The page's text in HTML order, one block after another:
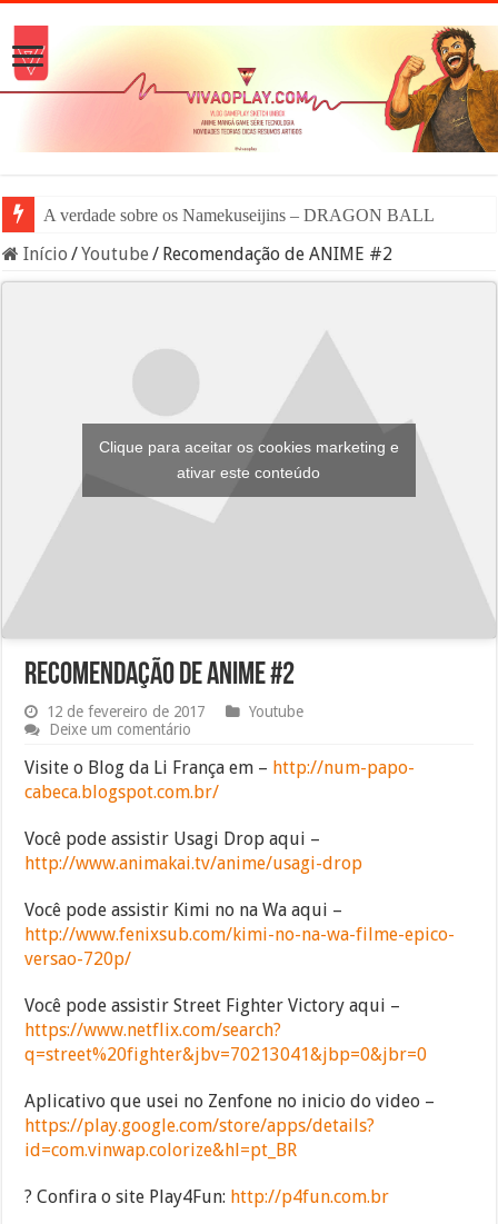
A verdade sobre os Namekuseijins – DRAGON BALL #News
Início /Youtube / Recomendação de ANIME #2
Clique para aceitar os cookies marketing e
ativar este conteúdo
Recomendação de ANIME #2
12 de fevereiro de 2017
Youtube
Deixe um comentário
Visite o Blog da Li França em – http://num-papo-
cabeca.blogspot.com.br/
Você pode assistir Usagi Drop aqui –
http://www.animakai.tv/anime/usagi-drop
Você pode assistir Kimi no na Wa aqui –
http://www.fenixsub.com/kimi-no-na-wa-filme-epico-
versao-720p/
Você pode assistir Street Fighter Victory aqui –
https://www.netflix.com/search?
q=street%20fighter&jbv=70213041&jbp=0&jbr=0
Aplicativo que usei no Zenfone no inicio do video –
https://play.google.com/store/apps/details?
id=com.vinwap.colorize&hl=pt_BR
? Confira o site Play4Fun: http://p4fun.com.br